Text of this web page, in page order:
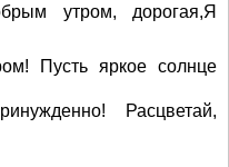
утром, дорогая,Я
Пусть яркое солнце
Расцветай,